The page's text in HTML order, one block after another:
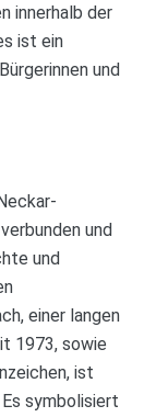
innerhalb der
ist ein
und
und
und
einer langen
1973, sowie
ist
symbolisiert